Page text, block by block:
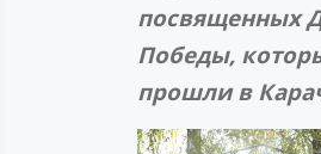
посвященных
Победы,
прошли в